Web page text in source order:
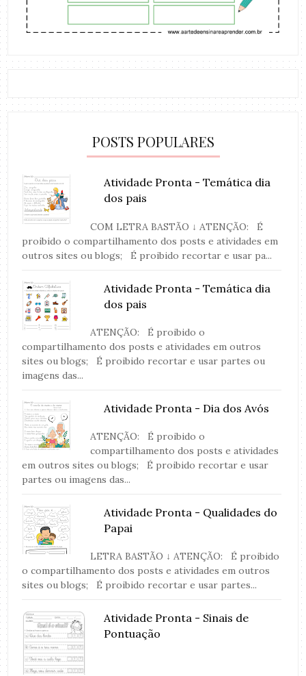
POSTS POPULARES
Atividade Pronta - Temática dia
dos pais
COM LETRA BASTÃO ↓ ATENÇÃO: É
proibido o compartilhamento dos posts e atividades em
outros sites ou blogs; É proibido recortar e usar pa...
Atividade Pronta - Temática dia
dos pais
ATENÇÃO: É proibido o
compartilhamento dos posts e atividades em outros
sites ou blogs; É proibido recortar e usar partes ou
imagens das...
Atividade Pronta - Dia dos Avós
ATENÇÃO: É proibido o
compartilhamento dos posts e atividades
em outros sites ou blogs; É proibido recortar e usar
partes ou imagens das...
Atividade Pronta - Qualidades do
Papai
LETRA BASTÃO ↓ ATENÇÃO: É proibido
o compartilhamento dos posts e atividades em outros
sites ou blogs; É proibido recortar e usar partes...
Atividade Pronta - Sinais de
Pontuação